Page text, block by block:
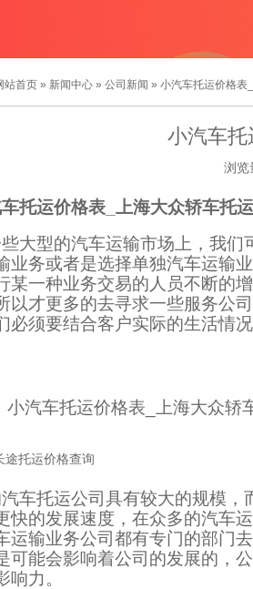
站首页 » 新闻中心 » 公司新闻 » 小汽车托运价格表
小汽车托
浏览
托运价格表_上海大众轿车托运
大型的汽车运输市场上，我
业务或者是选择单独汽车运输
某一种业务交易的人员不断的
以才更多的去寻求一些服务公
必须要结合客户实际的生活情
途托运价格查询
车托运公司具有较大的规模
快的发展速度，在众多的汽车
运输业务公司都有专门的部门
可能会影响着公司的发展的，
响力。